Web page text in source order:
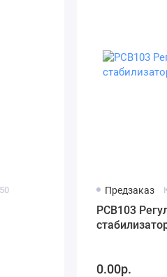
Предзаказ
PCB103
0.00р.